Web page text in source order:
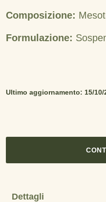
Composizione:
Formulazione:
Ultimo aggiornamento: 15/10/
Dettagli